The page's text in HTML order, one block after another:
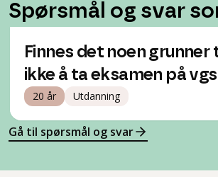
Spørsmål og svar
Finnes det noen grunner
ikke å ta eksamen på
20 år Utdanning
Gå til spørsmål og svar